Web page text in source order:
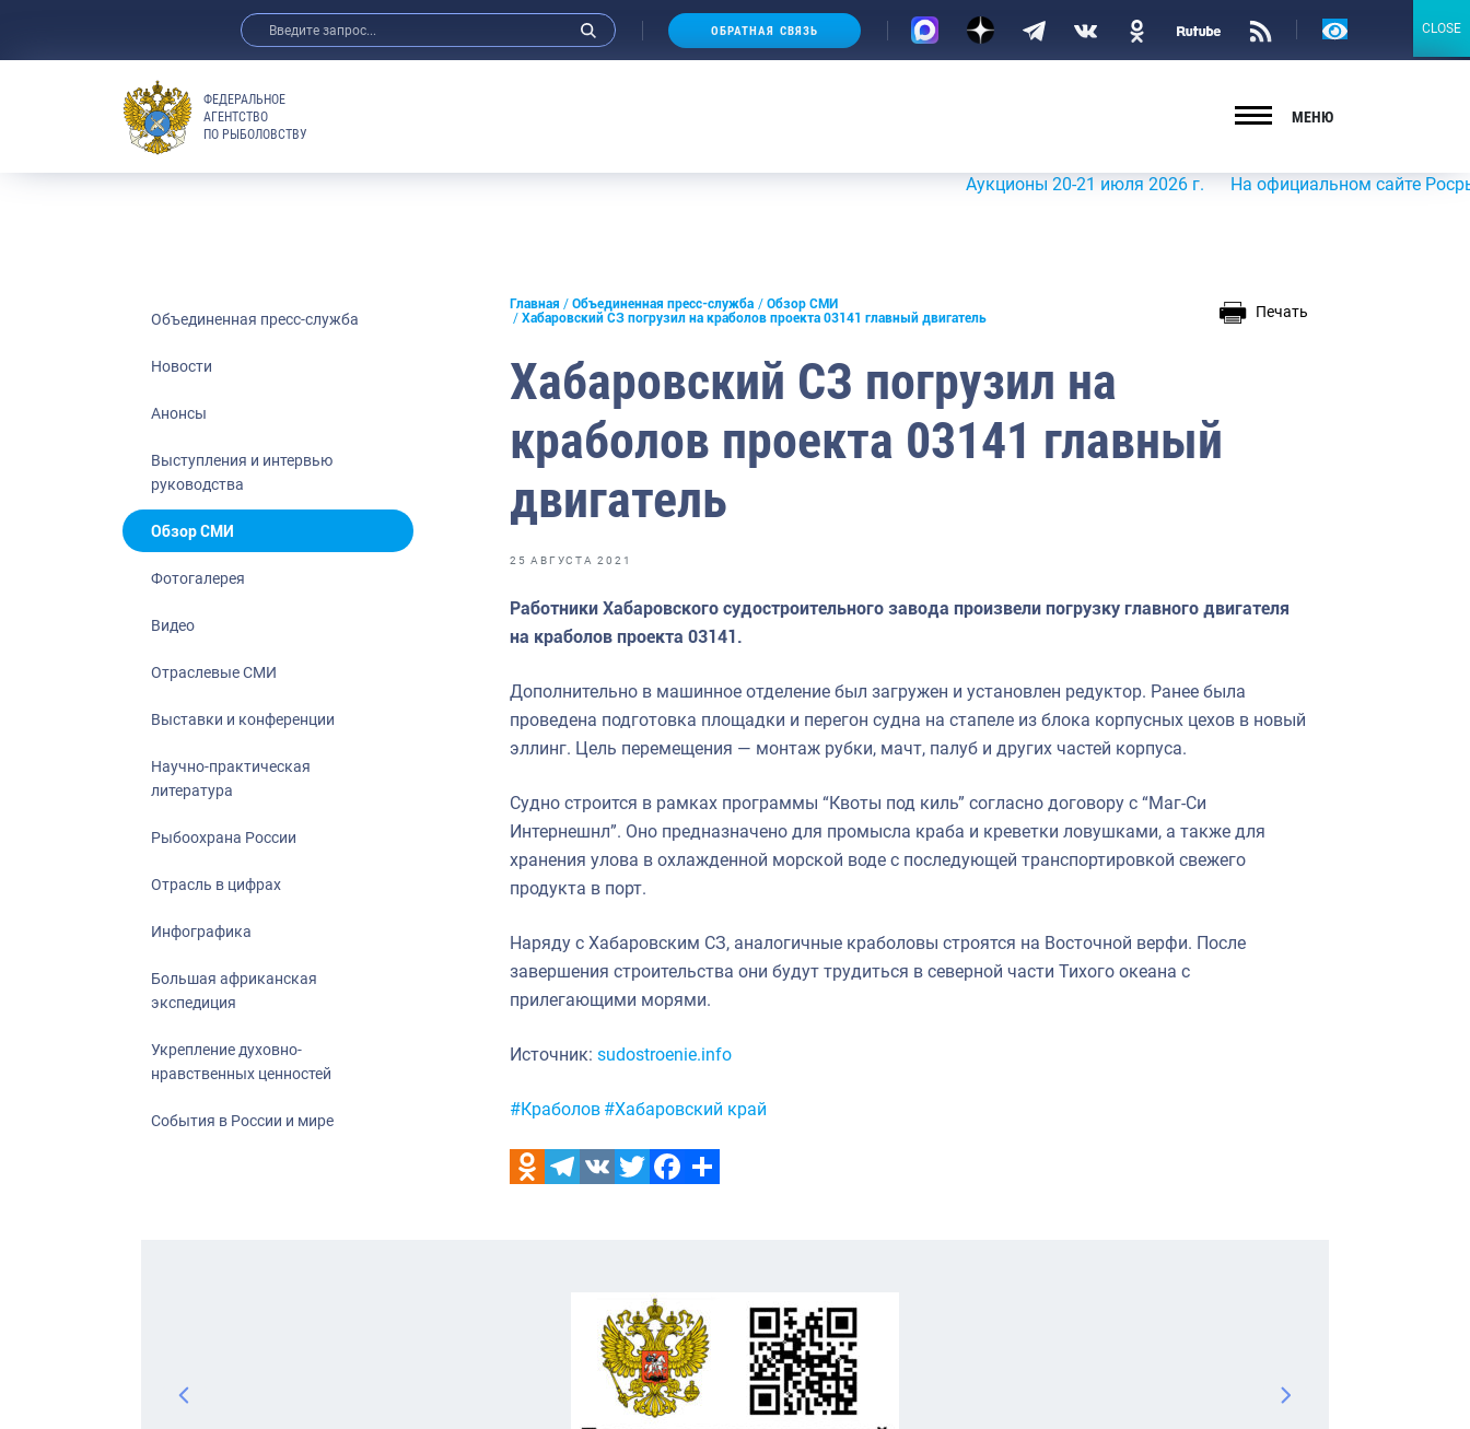
Анонсы
Выставки и конференции
Научно-практическая литература
Рыбоохрана России
Инфографика
Большая африканская экспедиция
Укрепление духовно-нравственных
ОБРАТНАЯ СВЯЗЬ
Версия
ФЕДЕРАЛЬНОЕ
АГЕНТСТВО
ПО РЫБОЛОВСТВУ
МЕНЮ
Аукционы 20-21 июля 2026 г. На официальном сайте
Объединенная пресс-служба
Новости
Анонсы
Выступления и интервью
руководства
Обзор СМИ
Фотогалерея
Видео
Отраслевые СМИ
Выставки и конференции
Научно-практическая
литература
Рыбоохрана России
Отрасль в цифрах
Инфографика
Большая африканская
экспедиция
Укрепление духовно-
нравственных ценностей
События в России и мире
Главная Объединенная пресс-служба
Обзор СМИ
Хабаровский СЗ погрузил на краболов проекта 03141 главный двигатель
Печать
Хабаровский СЗ погрузил на
краболов проекта 03141 главный
двигатель
25 АВГУСТА 2021
Работники Хабаровского судостроительного завода произвели погрузку главного двигателя
на краболов проекта 03141.
Дополнительно в машинное отделение был загружен и установлен редуктор. Ранее была
проведена подготовка площадки и перегон судна на стапеле из блока корпусных цехов в новый
эллинг. Цель перемещения — монтаж рубки, мачт, палуб и других частей корпуса.
Судно строится в рамках программы “Квоты под киль” согласно договору с “Маг-Си
Интернешнл”. Оно предназначено для промысла краба и креветки ловушками, а также для
хранения улова в охлажденной морской воде с последующей транспортировкой свежего
продукта в порт.
Наряду с Хабаровским СЗ, аналогичные краболовы строятся на Восточной верфи. После
завершения строительства они будут трудиться в северной части Тихого океана с
прилегающими морями.
Источник: sudostroenie.info
Метки:
#Краболов #Хабаровский край
CLOSE
CLOSE